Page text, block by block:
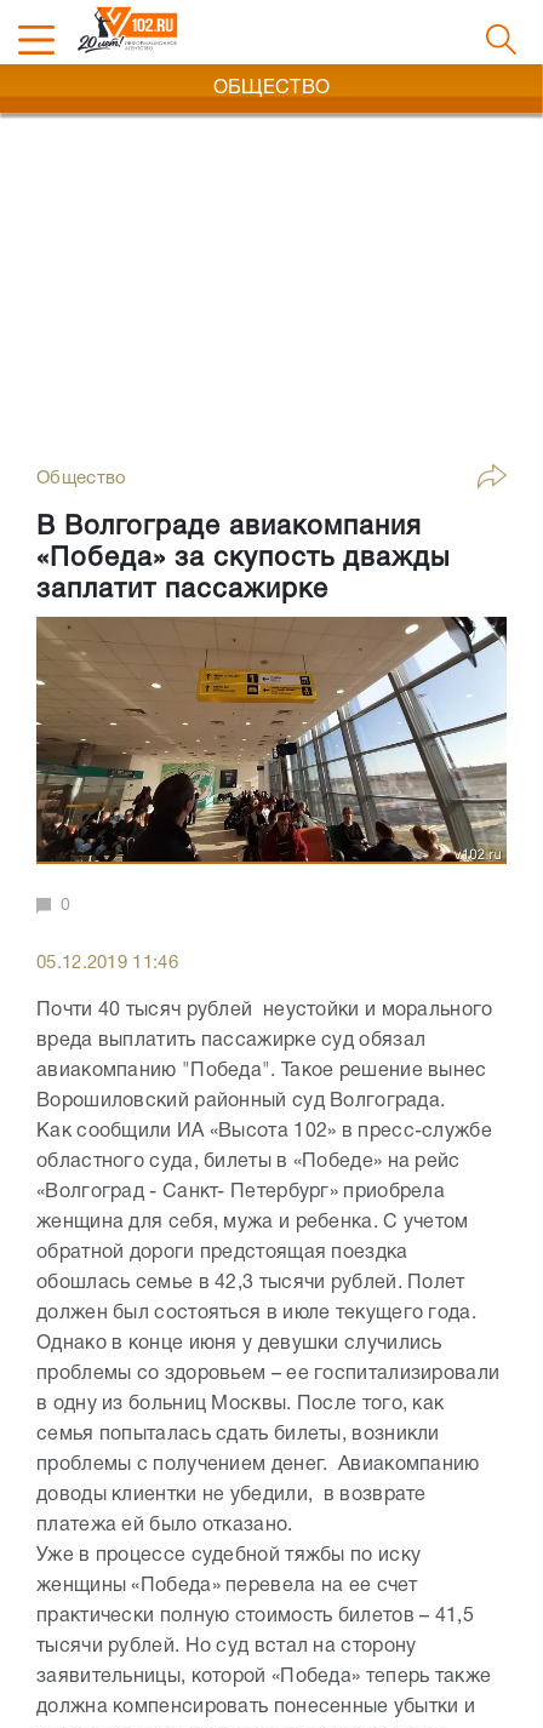
ОБЩЕСТВО
Общество
В Волгограде авиакомпания
«Победа» за скупость дважды
заплатит пассажирке
0
05.12.2019 11:46
Почти 40 тысяч рублей неустойки и морального
вреда выплатить пассажирке суд обязал
авиакомпанию "Победа". Такое решение вынес
Ворошиловский районный суд Волгограда.
Как сообщили ИА «Высота 102» в пресс-службе
областного суда, билеты в «Победе» на рейс
«Волгоград - Санкт- Петербург» приобрела
женщина для себя, мужа и ребенка. С учетом
обратной дороги предстоящая поездка
обошлась семье в 42,3 тысячи рублей. Полет
должен был состояться в июле текущего года.
Однако в конце июня у девушки случились
проблемы со здоровьем – ее госпитализировали
в одну из больниц Москвы. После того, как
семья попыталась сдать билеты, возникли
проблемы с получением денег. Авиакомпанию
доводы клиентки не убедили, в возврате
платежа ей было отказано.
Уже в процессе судебной тяжбы по иску
женщины «Победа» перевела на ее счет
практически полную стоимость билетов – 41,5
тысячи рублей. Но суд встал на сторону
заявительницы, которой «Победа» теперь также
должна компенсировать понесенные убытки и